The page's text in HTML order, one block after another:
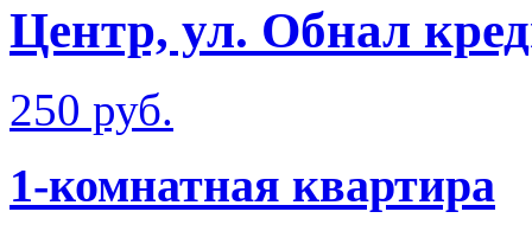
Центр, ул. Обнал
250 руб.
1-комнатная квартира